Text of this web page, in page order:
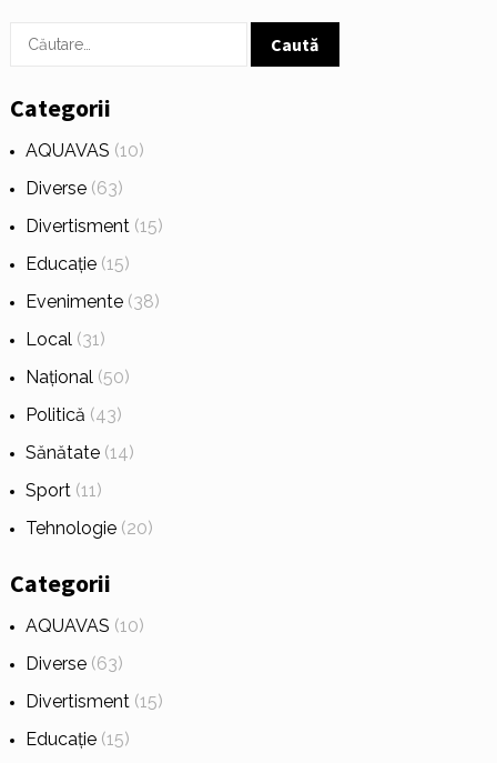
Caută
Categorii
AQUAVAS (10)
Diverse(63)
Divertisment(15)
Educație(15)
Evenimente(38)
Local(31)
Național(50)
Politică (43)
Sănătate(14)
Sport(11)
Tehnologie(20)
Categorii
AQUAVAS (10)
Diverse(63)
Divertisment(15)
Educație(15)